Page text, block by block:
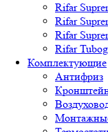
Rifar
Rifar
Rifar
Rifar Tubog
Комплектующие
Антифриз